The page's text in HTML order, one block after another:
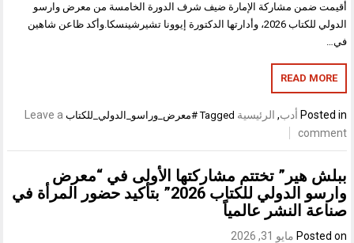
أقيمت ضمن مشاركة الإمارة ضيف شرف الدورة الخامسة من معرض وارسو
الدولي للكتاب 2026، وأدارتها الدكتورة إيوونا تشيرشينسكا.وأكد ظاعن شاهين
في…
READ MORE
Posted in أدب, الرئيسية Tagged #معرض_وراسو_الدولي_للكتاب Leave a
comment
ببلش هير” تختتم مشاركتها الأولى في “معرض
وارسو الدولي للكتاب 2026” بتأكيد حضور المرأة في
صناعة النشر عالمياً
Posted on مايو 31, 2026